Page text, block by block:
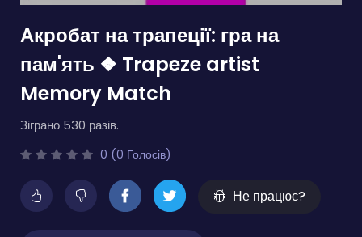
Акробат на трапеції: гра на
пам'ять ❖ Trapeze artist
Memory Match
Зіграно 530 разів.
0 (0 Голосів)
Не працює?